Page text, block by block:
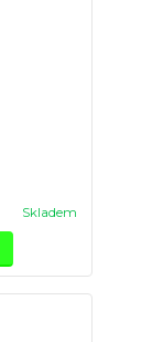
Skladem